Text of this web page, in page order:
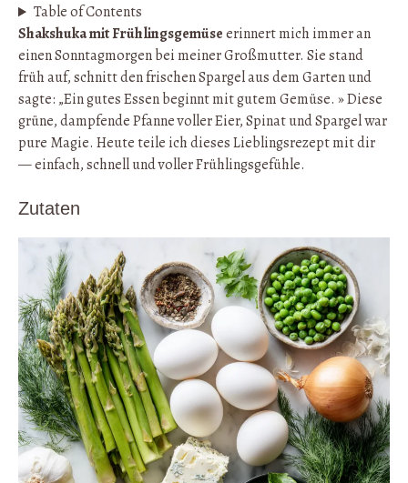
Table of Contents
Shakshuka mit Frühlingsgemüseerinnert mich immer an
einen Sonntagmorgen bei meiner Großmutter. Sie stand
früh auf, schnitt den frischen Spargel aus dem Garten und
sagte: „Ein gutes Essen beginnt mit gutem Gemüse. » Diese
grüne, dampfende Pfanne voller Eier, Spinat und Spargel war
pure Magie. Heute teile ich dieses Lieblingsrezept mit dir
— einfach, schnell und voller Frühlingsgefühle.
Zutaten